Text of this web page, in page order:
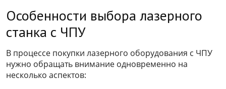
Особенности выбора лазерного
станка с ЧПУ
В процессе покупки лазерного оборудования с ЧПУ
нужно обращать внимание одновременно на
несколько аспектов: